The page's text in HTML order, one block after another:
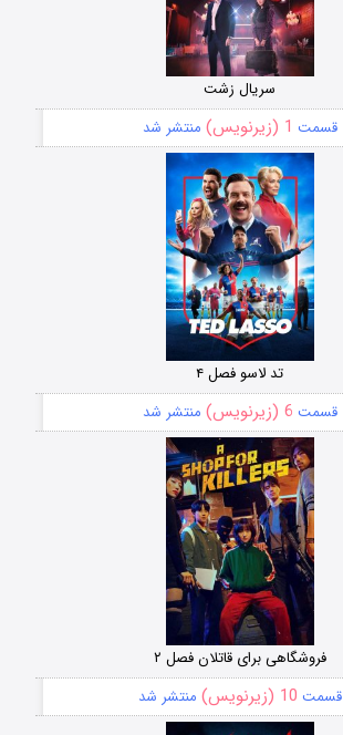
سریال زشت
قسمت 1 (زیرنویس) منتشر شد
تد لاسو فصل ۴
قسمت 6 (زیرنویس) منتشر شد
فروشگاهی برای قاتلان فصل ۲
قسمت 10 (زیرنویس) منتشر شد